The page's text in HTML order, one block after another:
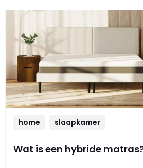
home slaapkamer
Wat is een hybride